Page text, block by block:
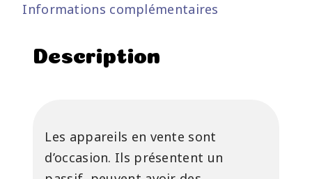
Informations complémentaires
Description
Les appareils en vente sont
d’occasion. Ils présentent un